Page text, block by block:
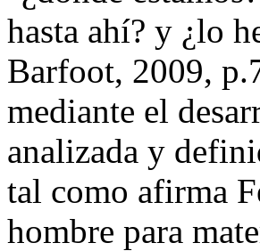
hasta ahí? y ¿lo
Barfoot, 2009,
mediante el
analizada y
tal como afirma
hombre para